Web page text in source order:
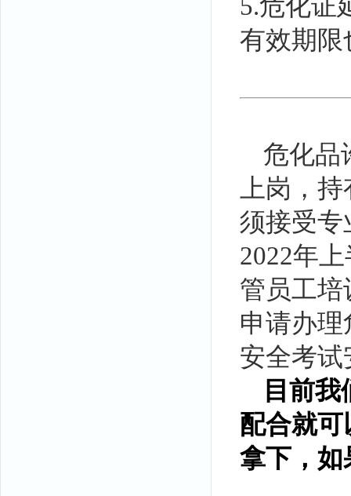
5.危化证
有效期限
危化品
上岗，
须接受专
2022年
管员工
申请办
安全考试
目前
配合就
拿下，如